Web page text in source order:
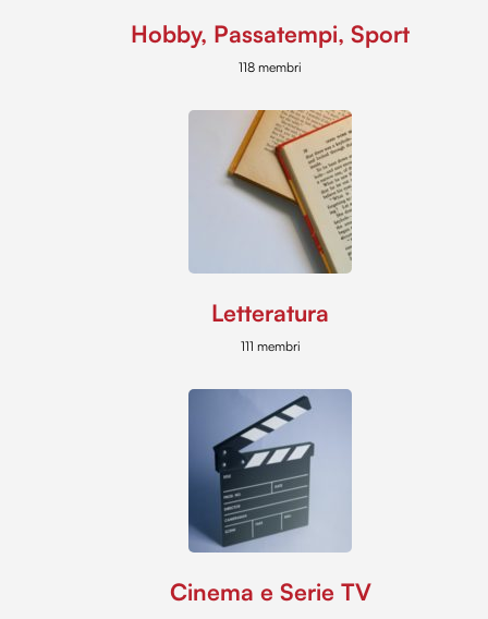
Hobby, Passatempi, Sport
118 membri
Letteratura
111 membri
Cinema e Serie TV